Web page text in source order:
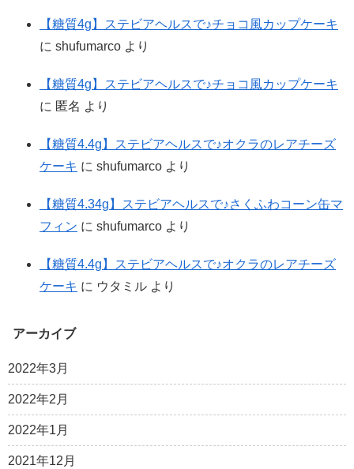
【糖質4g】ステビアヘルスで♪チョコ風カップケーキ
に shufumarco より
【糖質4g】ステビアヘルスで♪チョコ風カップケーキ
に 匿名 より
【糖質4.4g】ステビアヘルスで♪オクラのレアチーズ
ケーキ に shufumarco より
【糖質4.34g】ステビアヘルスで♪さくふわコーン缶マ
フィン に shufumarco より
【糖質4.4g】ステビアヘルスで♪オクラのレアチーズ
ケーキ に ウタミル より
アーカイブ
2022年3月
2022年2月
2022年1月
2021年12月